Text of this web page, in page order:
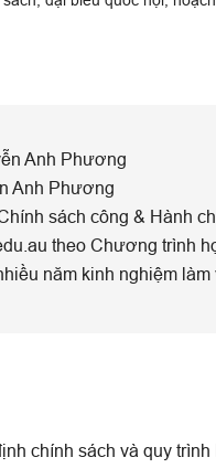
Anh Phương
Anh Phương
sách công & Hành
theo Chương trình
năm kinh nghiệm
chính sách và quy trình